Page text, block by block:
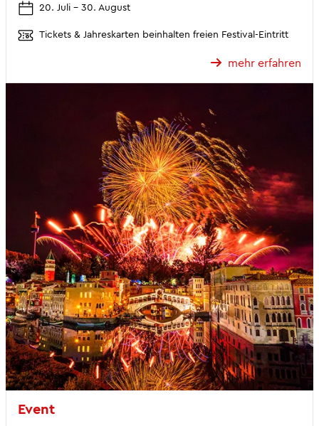
20. Juli - 30. August
Tickets & Jahreskarten beinhalten freien Festival-Eintritt
mehr erfahren
Event